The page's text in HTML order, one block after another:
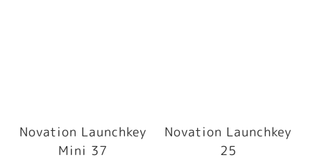
Novation Launchkey
Mini 37
Novation Launchkey
25